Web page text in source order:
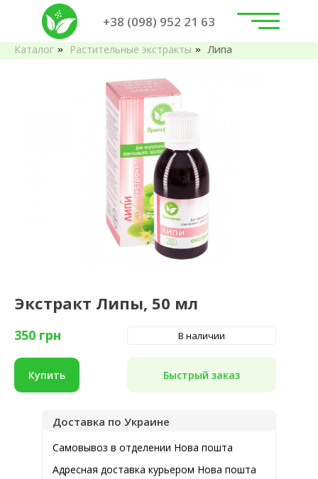
+38 (098) 952 21 63
Каталог » Растительные экстракты » Липа
Экстракт Липы, 50 мл
350 грн
Купить
Доставка по Украине
Самовывоз в отделении Нова пошта
Адресная доставка курьером Нова пошта
В наличии
Быстрый заказ